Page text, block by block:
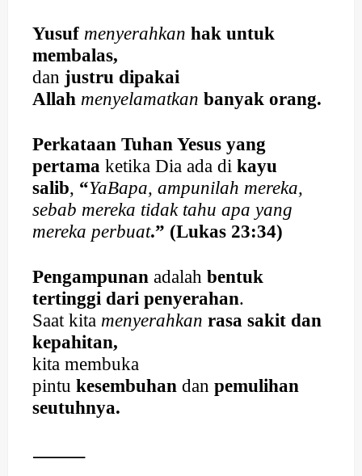
Yusuf menyerahkan hak untuk
membalas,
dan justru dipakai
Allah menyelamatkan banyak orang.
Perkataan Tuhan Yesus yang
pertama ketika Dia ada di kayu
salib, “YaBapa, ampunilah mereka,
sebab mereka tidak tahu apa yang
mereka perbuat.” (Lukas 23:34)
Pengampunan adalah bentuk
tertinggi dari penyerahan.
Saat kita menyerahkan rasa sakit dan
kepahitan,
kita membuka
pintu kesembuhan dan pemulihan
seutuhnya.
⸻